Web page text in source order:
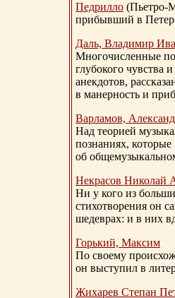
Педрилло (Пьетро-
прибывший в
Даль, Владимир
Многочисленные
глубокого чувства
анекдотов,
в манерность и
Варламов,
Над теорией
познаниях,
об
Некрасов Николай
Ни у кого из
стихотворения он
шедеврах: и в них
Горький, Максим
По своему
он выступил в
Жихарев Степан